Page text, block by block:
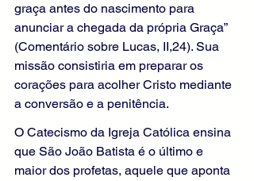
graça antes do nascimento para
anunciar a chegada da própria Graça”
(Comentário sobre Lucas, II,24). Sua
missão consistiria em preparar os
corações para acolher Cristo mediante
a conversão e a penitência.
O Catecismo da Igreja Católica ensina
que São João Batista é o último e
maior dos profetas, aquele que aponta